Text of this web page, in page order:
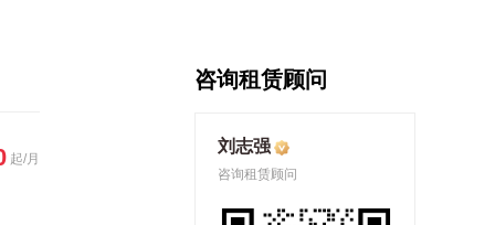
咨询租赁顾问
刘志强
咨询租赁顾问
起/月